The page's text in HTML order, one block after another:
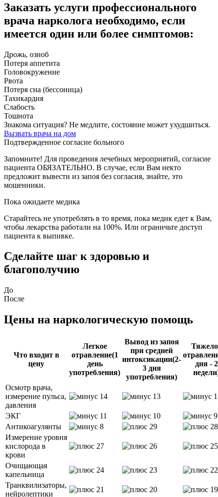
Заказать услуги профессионального
врача нарколога необходимо, если
имеется один или более симптомов:
Дрожь, озноб
Потеря аппетита
Головокружение
Рвота
Потеря сна (бессоница)
Тахикардия
Слабость
Тошнота
Знакома ситуация? Не медлите, состояние может ухудшиться.
Вызвать врача на дом
Подтвержденное согласие больного
Запомните! Для проведения лечебных мероприятий, согласие
пациента ОБЯЗАТЕЛЬНО. В случае, если Вам некто
предложит вывести из запоя без согласия, знайте, это
мошенники.
Пока ожидаете медика
Старайтесь не употреблять в то время, пока медик едет к Вам,
чтобы лекарства работали на 100%. Или ограничьте доступ
пациента к выпивке.
Сделайте шаг к здоровью и
благополучию
До
После
Цены на наркологическую помощь
Что входит в
цену
Легкое
отравление(1
день
употребления)
Вывод из запоя
при средней
интоксикации(2-
3 дня
употребления)
дня - 2
Осмотр врача,
измерение пульса,
давления
ЭКГ
Антикоагулянты
Измерение уровня
кислорода в
крови
Очищающая
капельница
Транквилизаторы,
нейролептики